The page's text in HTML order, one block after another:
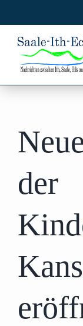
Inhalt
springen
der